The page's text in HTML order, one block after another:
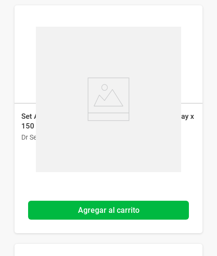
Set Aqua Di Mare No. 1 - EDT x 100 ml + Deo Spray x
150 ml
Dr Selby
Agregar al carrito